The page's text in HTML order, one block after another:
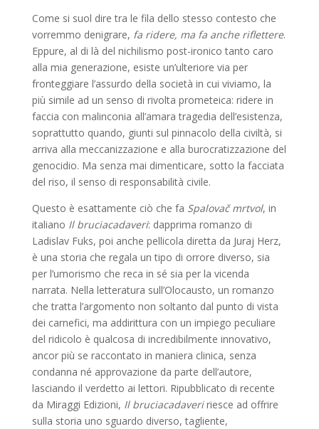
Come si suol dire tra le fila dello stesso contesto che
vorremmo denigrare, fa ridere, ma fa anche riflettere.
Eppure, al di là del nichilismo post-ironico tanto caro
alla mia generazione, esiste un’ulteriore via per
fronteggiare l’assurdo della società in cui viviamo, la
più simile ad un senso di rivolta prometeica: ridere in
faccia con malinconia all’amara tragedia dell’esistenza,
soprattutto quando, giunti sul pinnacolo della civiltà, si
arriva alla meccanizzazione e alla burocratizzazione del
genocidio. Ma senza mai dimenticare, sotto la facciata
del riso, il senso di responsabilità civile.
Questo è esattamente ciò che fa Spalovač mrtvol, in
italiano Il bruciacadaveri: dapprima romanzo di
Ladislav Fuks, poi anche pellicola diretta da Juraj Herz,
è una storia che regala un tipo di orrore diverso, sia
per l’umorismo che reca in sé sia per la vicenda
narrata. Nella letteratura sull’Olocausto, un romanzo
che tratta l’argomento non soltanto dal punto di vista
dei carnefici, ma addirittura con un impiego peculiare
del ridicolo è qualcosa di incredibilmente innovativo,
ancor più se raccontato in maniera clinica, senza
condanna né approvazione da parte dell’autore,
lasciando il verdetto ai lettori. Ripubblicato di recente
da Miraggi Edizioni, Il bruciacadaveririesce ad offrire
sulla storia uno sguardo diverso, tagliente,